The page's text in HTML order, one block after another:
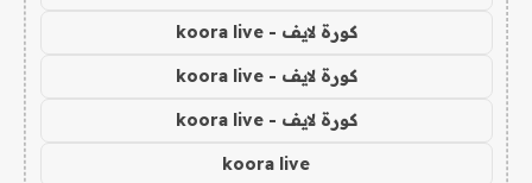
كورة لايف - koora live
كورة لايف - koora live
كورة لايف - koora live
koora live